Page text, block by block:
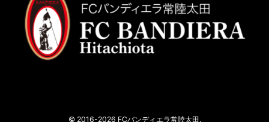
© 2016-2026 FCバンディエラ常陸太田.